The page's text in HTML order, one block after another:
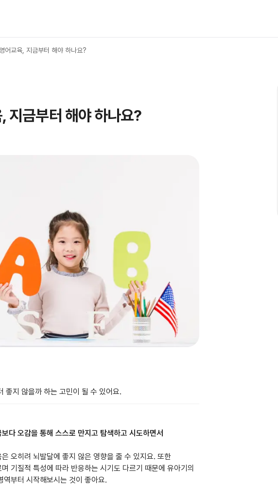
어교육, 지금부터 해야 하나요?
지금부터 해야 하나요?
좋지 않을까 하는 고민이 될 수 있어요.
다 오감을 통해 스스로 만지고 탐색하고 시도하면서
오히려 뇌발달에 좋지 않은 영향을 줄 수 있지요. 또한
기질적 특성에 따라 반응하는 시기도 다르기 때문에 유아기의
부터 시작해보시는 것이 좋아요.